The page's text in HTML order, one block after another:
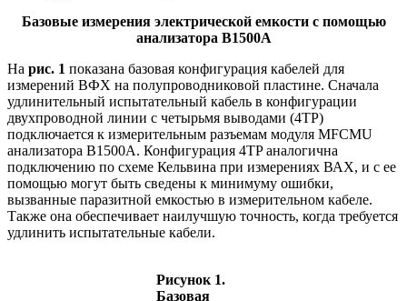
Базовые измерения электрической емкости с помощью
анализатора B1500A
На рис. 1 показана базовая конфигурация кабелей для
измерений ВФХ на полупроводниковой пластине. Сначала
удлинительный испытательный кабель в конфигурации
двухпроводной линии с четырьмя выводами (4TP)
подключается к измерительным разъемам модуля MFCMU
анализатора B1500A. Конфигурация 4TP аналогична
подключению по схеме Кельвина при измерениях ВАХ, и с ее
помощью могут быть сведены к минимуму ошибки,
вызванные паразитной емкостью в измерительном кабеле.
Также она обеспечивает наилучшую точность, когда требуется
удлинить испытательные кабели.
Рисунок 1.
Базовая